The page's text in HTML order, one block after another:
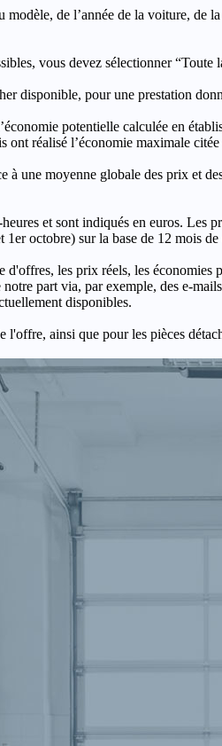
de l’année de la voiture, de
vous devez sélectionner “Toute
pour une prestation
potentielle calculée en
réalisé l’économie maximale
moyenne globale des prix et des
et sont indiqués en euros. Les
octobre) sur la base de 12 mois
les prix réels, les
part via, par exemple, des e-
disponibles.
l'offre, ainsi que pour les pièces